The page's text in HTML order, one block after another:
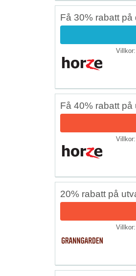
Få 30% rabatt på
Få 40% rabatt
20% rabatt på